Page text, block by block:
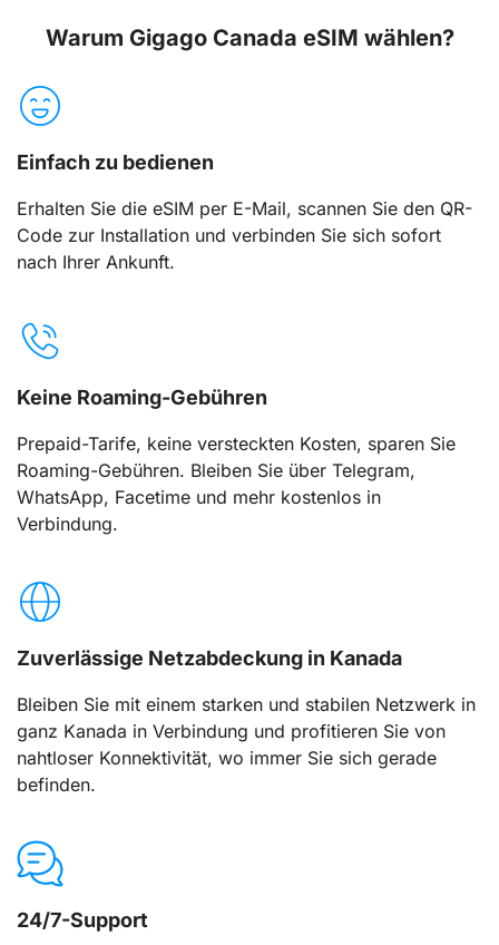
Warum Gigago Canada eSIM wählen?
Einfach zu bedienen
Erhalten Sie die eSIM per E-Mail, scannen Sie den QR-
Code zur Installation und verbinden Sie sich sofort
nach Ihrer Ankunft.
Keine Roaming-Gebühren
Prepaid-Tarife, keine versteckten Kosten, sparen Sie
Roaming-Gebühren. Bleiben Sie über Telegram,
WhatsApp, Facetime und mehr kostenlos in
Verbindung.
Zuverlässige Netzabdeckung in Kanada
Bleiben Sie mit einem starken und stabilen Netzwerk in
ganz Kanada in Verbindung und profitieren Sie von
nahtloser Konnektivität, wo immer Sie sich gerade
befinden.
24/7-Support